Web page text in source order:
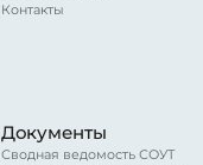
Контакты
Документы
Сводная ведомость СОУТ